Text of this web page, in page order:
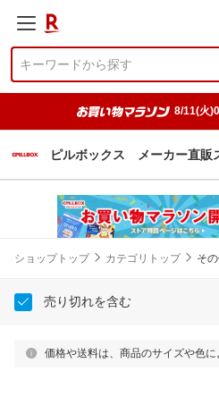
8/11(火
ピルボックス メーカー直販
ショップトップ カテゴリトップ そ
売り切れを含む
価格や送料は、商品のサイズや色に